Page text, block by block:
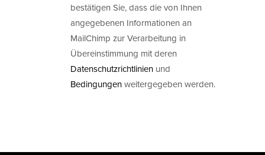
bestätigen Sie, dass die von Ihnen
angegebenen Informationen an
MailChimp zur Verarbeitung in
Übereinstimmung mit deren
Datenschutzrichtlinien und
Bedingungenweitergegeben werden.